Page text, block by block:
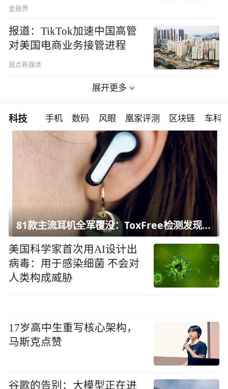
金融界
报道：TikTok加速中国高管
对美国电商业务接管进程
观点新媒体
展开更多
科技 手机 数码 风眼 凰家评测 区块链 车科
81款主流耳机全军覆没：ToxFree检测发现均含对人体有害化学物质
美国科学家首次用AI设计出
病毒：用于感染细菌 不会对
人类构成威胁
17岁高中生重写核心架构，
马斯克点赞
谷歌的告别：大模型正在进